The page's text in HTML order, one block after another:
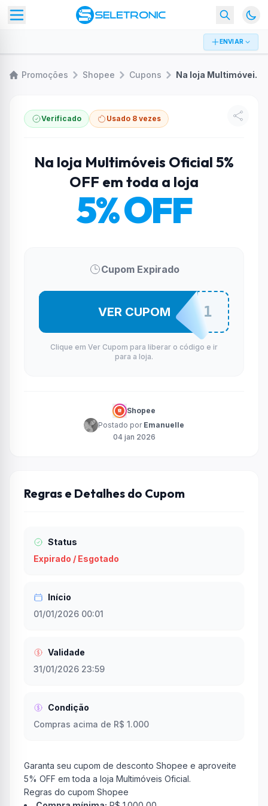
ENVIAR
Promoções Shopee Cupons Na loja Multimóveis Oficial 5% OFF em toda a loja
Verificado Usado 8 vezes
Na loja Multimóveis Oficial 5%
OFF em toda a loja
5% OFF
Cupom Expirado
MULT0101
VER CUPOM
Clique em Ver Cupom para liberar o código e ir
para a loja.
Shopee
Postado por Emanuelle
04 jan 2026
Regras e Detalhes do Cupom
Status
Expirado / Esgotado
Início
01/01/2026 00:01
Validade
31/01/2026 23:59
Condição
Compras acima de R$ 1.000
Garanta seu cupom de desconto Shopee e aproveite
5% OFF em toda a loja Multimóveis Oficial.
Regras do cupom Shopee